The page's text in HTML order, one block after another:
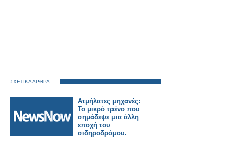
ΣΧΕΤΙΚΑ ΑΡΘΡΑ
Ατμήλατες μηχανές:
Το μικρό τρένο που
σημάδεψε μια άλλη
εποχή του
σιδηροδρόμου.
Εικόνες.